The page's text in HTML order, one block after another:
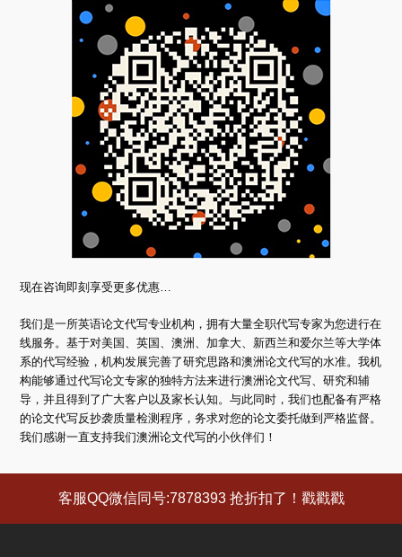
现在咨询即刻享受更多优惠…
我们是一所英语论文代写专业机构，拥有大量全职代写专家为您进行在
线服务。基于对美国、英国、澳洲、加拿大、新西兰和爱尔兰等大学体
系的代写经验，机构发展完善了研究思路和澳洲论文代写的水准。我机
构能够通过代写论文专家的独特方法来进行澳洲论文代写、研究和辅
导，并且得到了广大客户以及家长认知。与此同时，我们也配备有严格
的论文代写反抄袭质量检测程序，务求对您的论文委托做到严格监督。
我们感谢一直支持我们澳洲论文代写的小伙伴们！
客服QQ微信同号:7878393 抢折扣了！戳戳戳